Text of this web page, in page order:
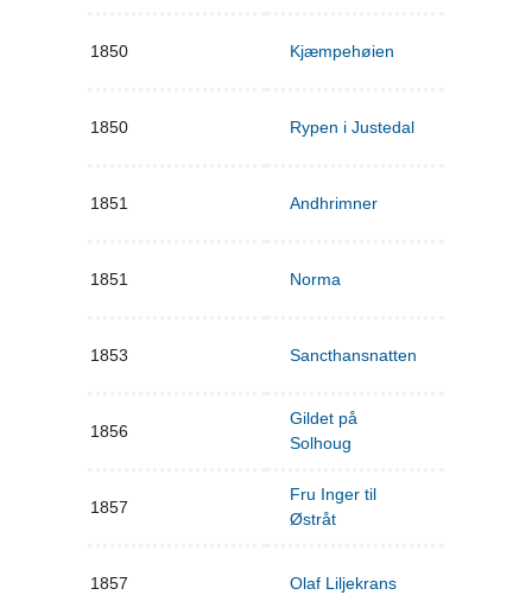
1850 Kjæmpehøien
1850 Rypen i Justedal
1851 Andhrimner
1851 Norma
1853 Sancthansnatten
1856
Gildet på
Solhoug
1857
Fru Inger til
Østråt
1857 Olaf Liljekrans